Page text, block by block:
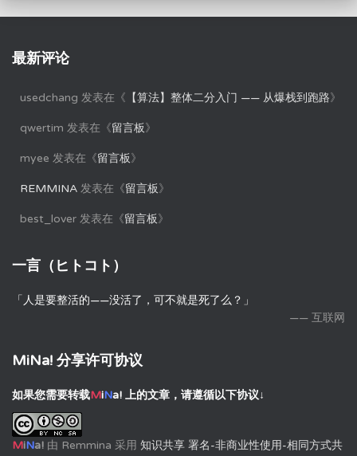
最新评论
usedchang 发表在《 【算法】整体二分入门 —— 从爆栈到跑路》
qwertim 发表在《留言板》
myee 发表在《留言板》
REMMINA 发表在《留言板》
best_lover 发表在《留言板》
一言（ヒトコト）
「人是要整活的——没活了，可不就是死了么？」
—— 互联网
MiNa! 分享许可协议
如果您需要转载MiNa! 上的文章，请遵循以下协议↓
MiNa! 由 Remmina 采用 知识共享 署名-非商业性使用-相同方式共